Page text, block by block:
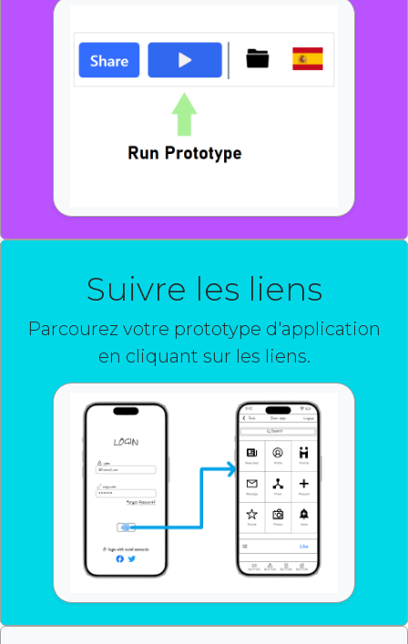
Suivre les liens
Parcourez votre prototype d'application
en cliquant sur les liens.